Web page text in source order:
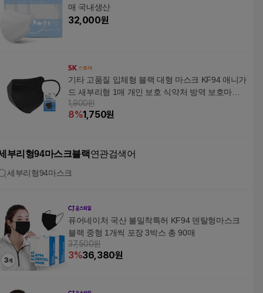
매 국내생산
32,000원
기타 고품질 입체형 블랙 대형 마스크 KF94 애니가
드 새부리형 1매 개인 보호 식약처 방역 보호마스
크 WFIQIU9
1,900원
8%1,750원
부리형94마스크블랙 연관검색어
세부리형94마스크
퓨어네이처 국산 볼밀착특허 KF94 덴탈형마스크
블랙 중형 1개씩 포장 3박스 총 90매
37,500원
3%36,380원